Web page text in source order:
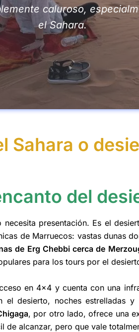
caluroso,
el Sahara.
Sahara o
del
necesita presentación. Es el
de Marruecos: vastas dunas
de Erg Chebbicerca de
para los tours por el
en 4x4 y cuenta con una
el desierto, noches estrelladas
, por otro lado, ofrece una
de alcanzar, pero que vale